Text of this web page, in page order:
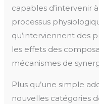
capables d’intervenir
processus
qu’interviennent des
les effets des
mécanismes de
Plus qu’une simple
nouvelles catégories